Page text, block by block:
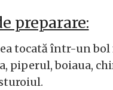
preparare:
tocată într-un bol
piperul, boiaua,